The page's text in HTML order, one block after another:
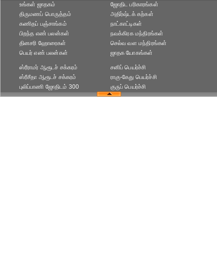
உங்கள் ஜாதகம்
திருமணப் பொருத்தம்
கணிதப் பஞ்சாங்கம்
ஜோதிட ப‌ரிகார‌ங்க‌ள்
அதிர்ஷ்டக் கற்கள்
நாட்காட்டிகள்
பிறந்த எண் பலன்கள்
தினசரி ஹோரைகள்
பெயர் எண் பலன்கள்
நவக்கிரக மந்திரங்கள்
செல்வ வள மந்திரங்கள்
ஜாதக யோகங்கள்
ஸ்ரீராமர் ஆரூடச் சக்கரம்
ஸ்ரீசீதா ஆரூடச் சக்கரம்
புலிப்பாணி ஜோதிடம் 300
சனிப் பெயர்ச்சி
ராகு-கேது பெயர்ச்சி
குருப் பெயர்ச்சி